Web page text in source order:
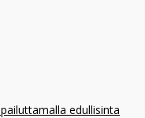
edullisinta